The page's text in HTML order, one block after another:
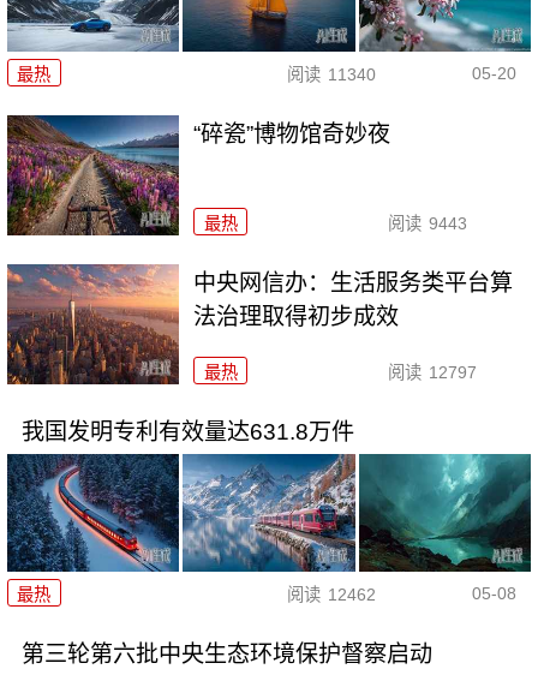
最热 阅读 11340 05-20
“碎瓷”博物馆奇妙夜
最热 阅读 9443
中央网信办：生活服务类平台算
法治理取得初步成效
最热 阅读 12797
我国发明专利有效量达631.8万件
最热 阅读 12462 05-08
第三轮第六批中央生态环境保护督察启动